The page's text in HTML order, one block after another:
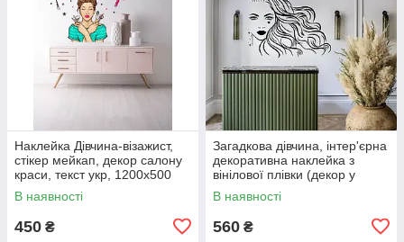
Наклейка Дівчина-візажист,
стікер мейкап, декор салону
краси, текст укр, 1200х500
мм
В наявності
450 ₴
Загадкова дівчина, інтер'єрна
декоративна наклейка з
вінілової плівки (декор у
перукарню)
В наявності
560 ₴